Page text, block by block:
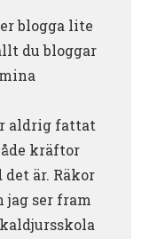
blogga lite
du bloggar
aldrig fattat
kräftor
är. Räkor
jag ser fram